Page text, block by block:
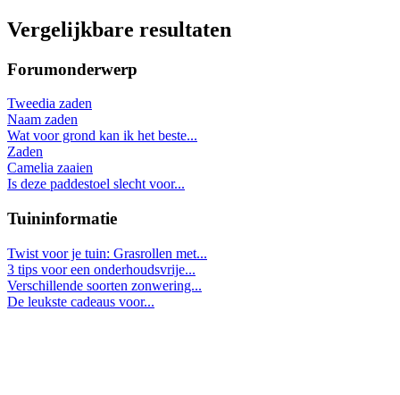
Vergelijkbare resultaten
Forumonderwerp
Tweedia zaden
Naam zaden
Wat voor grond kan ik het beste...
Zaden
Camelia zaaien
Is deze paddestoel slecht voor...
Tuininformatie
Twist voor je tuin: Grasrollen met...
3 tips voor een onderhoudsvrije...
Verschillende soorten zonwering...
De leukste cadeaus voor...